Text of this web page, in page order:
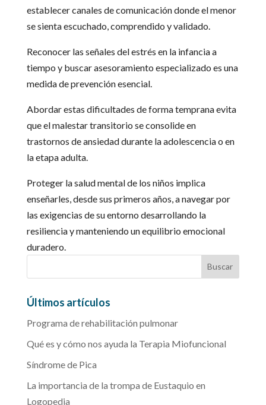
establecer canales de comunicación donde el menor
se sienta escuchado, comprendido y validado.
Reconocer las señales del estrés en la infancia a
tiempo y buscar asesoramiento especializado es una
medida de prevención esencial.
Abordar estas dificultades de forma temprana evita
que el malestar transitorio se consolide en
trastornos de ansiedad durante la adolescencia o en
la etapa adulta.
Proteger la salud mental de los niños implica
enseñarles, desde sus primeros años, a navegar por
las exigencias de su entorno desarrollando la
resiliencia y manteniendo un equilibrio emocional
duradero.
Últimos artículos
Programa de rehabilitación pulmonar
Qué es y cómo nos ayuda la Terapia Miofuncional
Síndrome de Pica
La importancia de la trompa de Eustaquio en
Logopedia